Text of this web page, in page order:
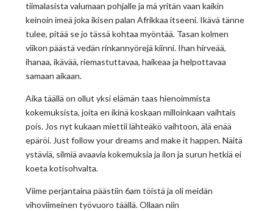
tiimalasista valumaan pohjalle ja mä yritän vaan kaikin
keinoin imeä joka ikisen palan Afrikkaa itseeni. Ikävä tänne
tulee, pitää se jo tässä kohtaa myöntää. Tasan kolmen
viikon päästä vedän rinkannyörejä kiinni. Ihan hirveää,
ihanaa, ikävää, riemastuttavaa, haikeaa ja helpottavaa
samaan aikaan.
Aika täällä on ollut yksi elämän taas hienoimmista
kokemuksista, joita en ikinä koskaan milloinkaan vaihtais
pois. Jos nyt kukaan miettii lähteäkö vaihtoon, älä enää
epäröi. Just follow your dreams and make it happen. Näitä
ystäviä, silmiä avaavia kokemuksia ja ilon ja surun hetkiä ei
koeta kotisohvalta.
Viime perjantaina päästiin 6am töistä ja oli meidän
vihoviimeinen työvuoro täällä. Ollaan niin